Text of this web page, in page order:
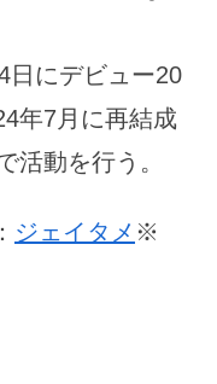
日にデビュー20
年7月に再結成
活動を行う。
ジェイタメ ※